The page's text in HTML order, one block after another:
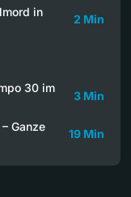
in
2 Min
30 im
3 Min
Ganze
19 Min